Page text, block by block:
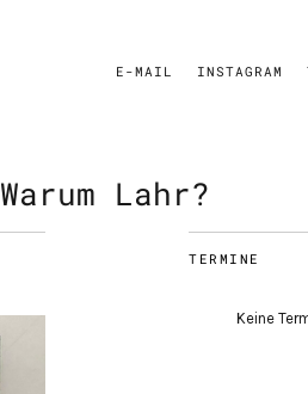
E-MAIL INSTAGRAM
Warum Lahr?
TERMINE
Keine